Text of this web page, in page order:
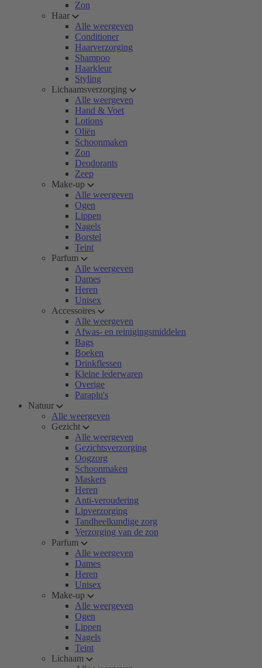
Zon
Haar
Alle weergeven
Conditioner
Haarverzorging
Shampoo
Haarkleur
Styling
Lichaamsverzorging
Alle weergeven
Hand & Voet
Lotions
Oliën
Schoonmaken
Zon
Deodorants
Zeep
Make-up
Alle weergeven
Ogen
Lippen
Nagels
Borstel
Teint
Parfum
Alle weergeven
Dames
Heren
Unisex
Accessoires
Alle weergeven
Afwas- en reinigingsmiddelen
Bags
Boeken
Drinkflessen
Kleine lederwaren
Overige
Paraplu's
Natuur
Alle weergeven
Gezicht
Alle weergeven
Gezichtsverzorging
Oogzorg
Schoonmaken
Maskers
Heren
Anti-veroudering
Lipverzorging
Tandheelkundige zorg
Verzorging van de zon
Parfum
Alle weergeven
Dames
Heren
Unisex
Make-up
Alle weergeven
Ogen
Lippen
Nagels
Teint
Lichaam